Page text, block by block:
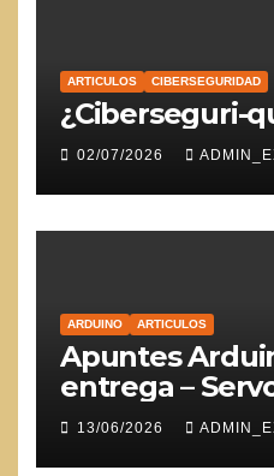
ARTICULOS CIBERSEGURIDAD
¿Ciberseguri-
02/07/2026
ARDUINO ARTICULOS
Apuntes
entrega –
13/06/2026